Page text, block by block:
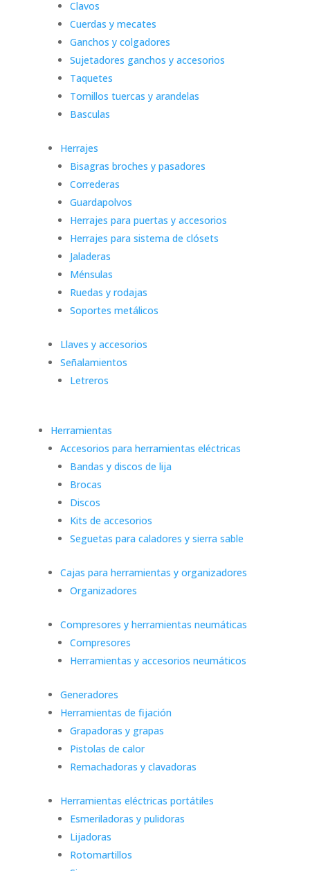
Clavos
Cuerdas y mecates
Ganchos y colgadores
Sujetadores ganchos y accesorios
Taquetes
Tornillos tuercas y arandelas
Basculas
Herrajes
Bisagras broches y pasadores
Correderas
Guardapolvos
Herrajes para puertas y accesorios
Herrajes para sistema de clósets
Jaladeras
Ménsulas
Ruedas y rodajas
Soportes metálicos
Llaves y accesorios
Señalamientos
Letreros
Herramientas
Accesorios para herramientas eléctricas
Bandas y discos de lija
Brocas
Discos
Kits de accesorios
Seguetas para caladores y sierra sable
Cajas para herramientas y organizadores
Organizadores
Compresores y herramientas neumáticas
Compresores
Herramientas y accesorios neumáticos
Generadores
Herramientas de fijación
Grapadoras y grapas
Pistolas de calor
Remachadoras y clavadoras
Herramientas eléctricas portátiles
Esmeriladoras y pulidoras
Lijadoras
Rotomartillos